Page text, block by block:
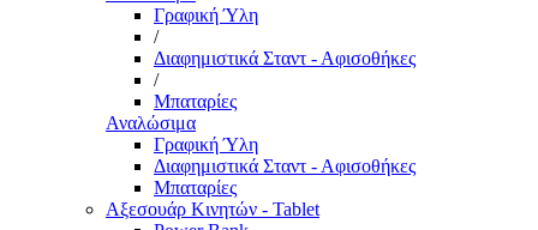
Γραφική Ύλη
/
Διαφημιστικά Σταντ - Αφισοθήκες
/
Μπαταρίες
Αναλώσιμα
Γραφική Ύλη
Διαφημιστικά Σταντ - Αφισοθήκες
Μπαταρίες
Αξεσουάρ Κινητών - Tablet